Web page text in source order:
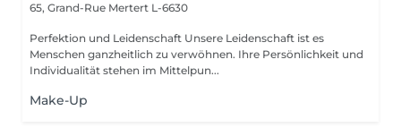
65, Grand-Rue Mertert L-6630
Perfektion und Leidenschaft Unsere Leidenschaft ist es
Menschen ganzheitlich zu verwöhnen. Ihre Persönlichkeit und
Individualität stehen im Mittelpun...
Make-Up